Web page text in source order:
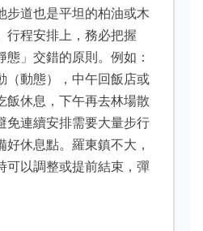
步道也是平坦的柏油或木
行程安排上，務必把握
態」交錯的原則。例如：
（動態），中午回飯店或
飯休息，下午再去林場散
免連續安排需要大量步行
休息點。羅東鎮不大，
可以調整或提前結束，彈